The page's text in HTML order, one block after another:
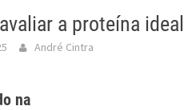
a proteína
André Cintra
na